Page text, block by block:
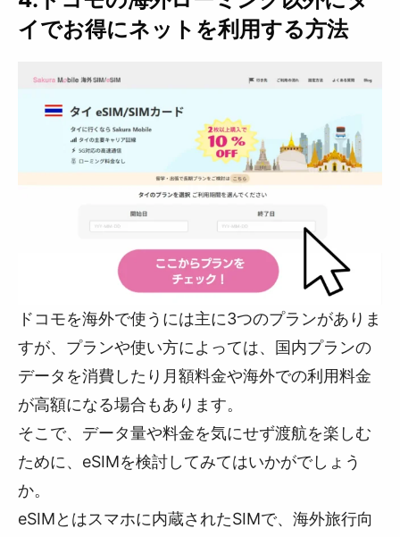
イでお得にネットを利用する方法
ドコモを海外で使うには主に3つのプランがありま
すが、プランや使い方によっては、国内プランの
データを消費したり月額料金や海外での利用料金
が高額になる場合もあります。
そこで、データ量や料金を気にせず渡航を楽しむ
ために、eSIMを検討してみてはいかがでしょう
か。
eSIMとはスマホに内蔵されたSIMで、海外旅行向